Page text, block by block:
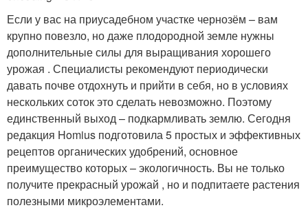
Если у вас на приусадебном участке чернозём – вам
крупно повезло, но даже плодородной земле нужны
дополнительные силы для выращивания хорошего
урожая . Специалисты рекомендуют периодически
давать почве отдохнуть и прийти в себя, но в условиях
нескольких соток это сделать невозможно. Поэтому
единственный выход – подкармливать землю. Сегодня
редакция Homius подготовила 5 простых и эффективных
рецептов органических удобрений, основное
преимущество которых – экологичность. Вы не только
получите прекрасный урожай , но и подпитаете растения
полезными микроэлементами.